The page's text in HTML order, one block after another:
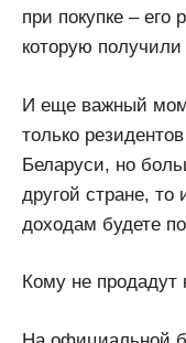
при покупке –
которую
И еще важный
только
Беларуси, но
другой стране, то
доходам будете по
Кому не продадут